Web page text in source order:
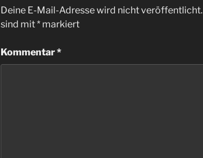
Deine E-Mail-Adresse wird nicht veröffentlicht.
sind mit* markiert
Kommentar*